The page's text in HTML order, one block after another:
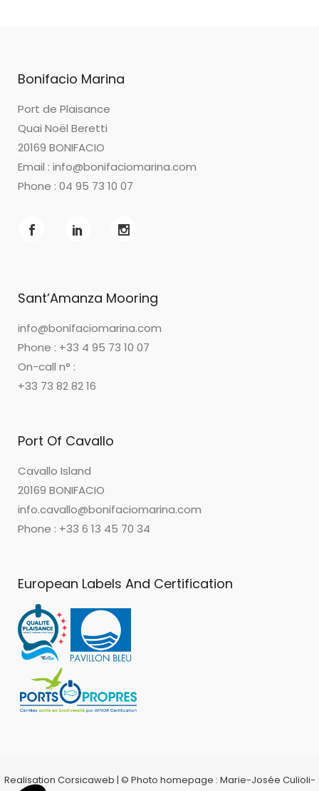
Bonifacio Marina
Port de Plaisance
Quai Noël Beretti
20169 BONIFACIO
Email : info@bonifaciomarina.com
Phone : 04 95 73 10 07
Sant’Amanza Mooring
info@bonifaciomarina.com
Phone : +33 4 95 73 10 07
On-call n° :
+33 73 82 82 16
Port Of Cavallo
Cavallo Island
20169 BONIFACIO
info.cavallo@bonifaciomarina.com
Phone : +33 6 13 45 70 34
European Labels And Certification
Realisation Corsicaweb | © Photo homepage : Marie-Josée Culioli-